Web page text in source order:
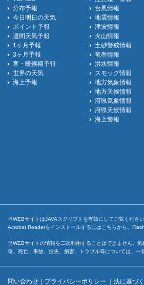
分布予報
今日明日の天気
ポイント予報
週間天気予報
1ヶ月予報
3ヶ月予報
寒・暖候期予報
世界の天気
海上予報
台風情報
地震情報
津波情報
火山情報
土砂警戒情報
竜巻情報
洪水情報
スモッグ情報
地方気象情報
地方天候情報
府県気象情報
府県天候情報
海上警報
当WEBサイトはJAVAスクリプトを有効にしてご覧くだ
Acrobat Readerをインストールするには こちらから。
当WEBサイトの情報を二次利用することはできません。
傷、死亡、事故、損失、損害、トラブル等については、
問い合わせ ｜ プライバシーポリシー ｜ 法に基づ